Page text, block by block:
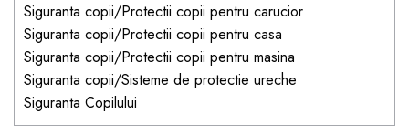
Siguranta copii/Protectii copii pentru carucior
Siguranta copii/Protectii copii pentru casa
Siguranta copii/Protectii copii pentru masina
Siguranta copii/Sisteme de protectie ureche
Siguranta Copilului